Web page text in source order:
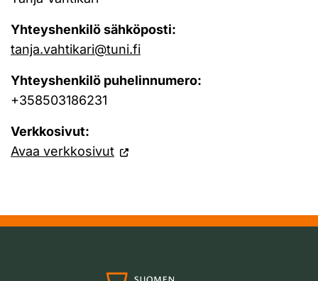
Yhteyshenkilö sähköposti:
tanja.vahtikari@tuni.fi
Yhteyshenkilö puhelinnumero:
+358503186231
Verkkosivut:
Avaa verkkosivut